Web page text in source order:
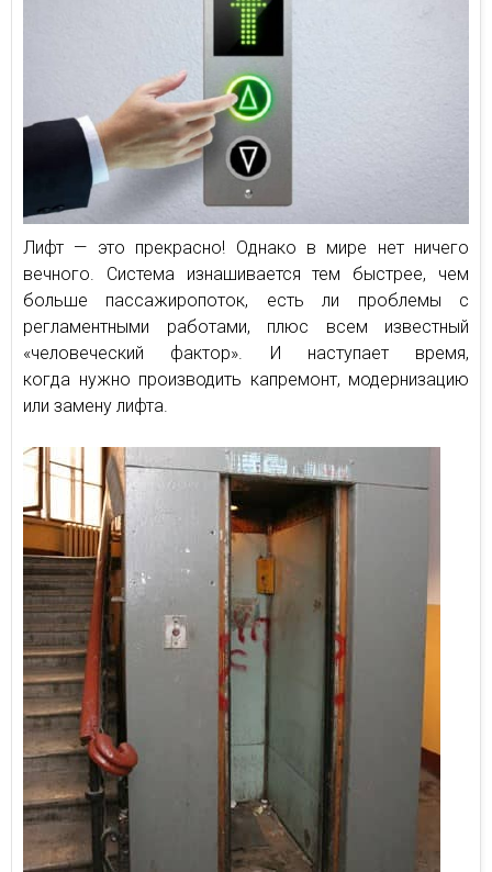
Лифт — это прекрасно! Однако в мире нет ничего
вечного. Система изнашивается тем быстрее, чем
больше пассажиропоток, есть ли проблемы с
регламентными работами, плюс всем известный
«человеческий фактор». И наступает время,
когда нужно производить капремонт, модернизацию
или замену лифта.